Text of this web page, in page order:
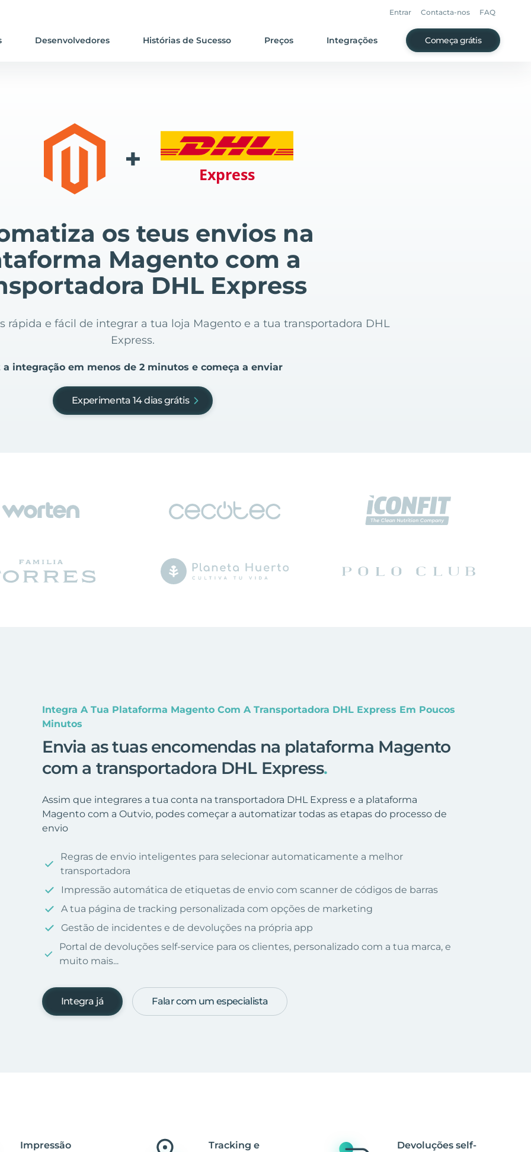
Entrar Contacta-nos FAQ
Desenvolvedores Histórias de Sucesso Preços Integrações Começa grátis
+
os teus envios na
Magento com a
DHL Express
rápida e fácil de integrar a tua loja Magento e a tua transportadora DHL
Express.
a integração em menos de 2 minutos e começa a enviar
Experimenta 14 dias grátis
Integra A Tua Plataforma Magento Com A Transportadora DHL Express Em Poucos
Minutos
Envia as tuas encomendas na plataforma Magento
com a transportadora DHL Express.
Assim que integrares a tua conta na transportadora DHL Express e a plataforma
Magento com a Outvio, podes começar a automatizar todas as etapas do processo de
envio
Regras de envio inteligentes para selecionar automaticamente a melhor
transportadora
Impressão automática de etiquetas de envio com scanner de códigos de barras
A tua página de tracking personalizada com opções de marketing
Gestão de incidentes e de devoluções na própria app
Portal de devoluções self-service para os clientes, personalizado com a tua marca, e
muito mais...
Integra já Falar com um especialista
Impressão
Tracking e
Devoluções self-